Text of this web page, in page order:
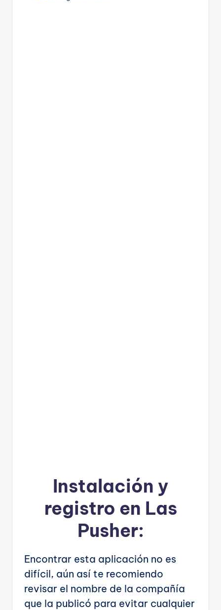
Instalación y
registro en Las
Pusher:
Encontrar esta aplicación no es
difícil, aún así te recomiendo
revisar el nombre de la compañía
que la publicó para evitar cualquier